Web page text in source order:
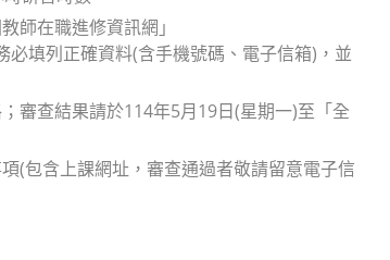
師在職進修資訊網」
填列正確資料(含手機號碼、電子信箱)，並
審查結果請於114年5月19日(星期一)至「全
(包含上課網址，審查通過者敬請留意電子信